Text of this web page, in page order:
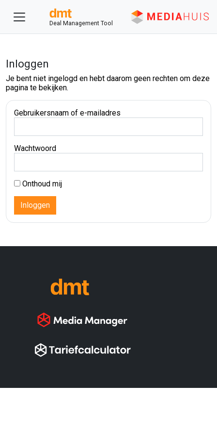
Deal Management Tool
Inloggen
Je bent niet ingelogd en hebt daarom geen rechten om deze
pagina te bekijken.
Gebruikersnaam of e-mailadres
Wachtwoord
Onthoud mij